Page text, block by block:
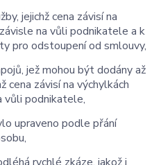
jejichž cena závisí na
na vůli podnikatele a k
pro odstoupení od smlouvy,
jež mohou být dodány až
cena závisí na výchylkách
vůli podnikatele,
upraveno podle přání